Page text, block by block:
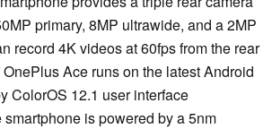
primary, 8MP ultrawide, and a 2MP
record 4K videos at 60fps from the rear
Ace runs on the latest Android
ColorOS 12.1 user interface
is powered by a 5nm